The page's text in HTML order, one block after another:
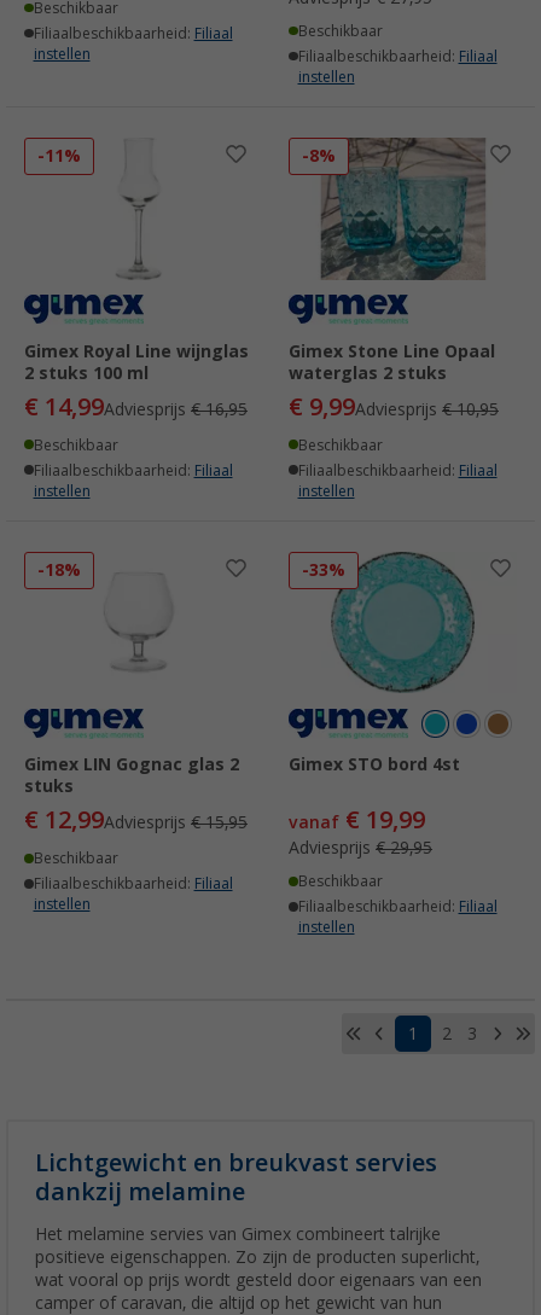
Beschikbaar
Filiaalbeschikbaarheid: Filiaal
instellen
Beschikbaar
Filiaalbeschikbaarheid: Filiaal
instellen
-11%
Gimex Royal Line wijnglas
2 stuks 100 ml
€ 14,99Adviesprijs € 16,95
Beschikbaar
Filiaalbeschikbaarheid: Filiaal
instellen
-8%
Gimex Stone Line Opaal
waterglas 2 stuks
€ 9,99Adviesprijs € 10,95
Beschikbaar
Filiaalbeschikbaarheid: Filiaal
instellen
-18%
Gimex LIN Gognac glas 2
stuks
€ 12,99Adviesprijs € 15,95
Beschikbaar
Filiaalbeschikbaarheid: Filiaal
instellen
-33%
Gimex STO bord 4st
vanaf € 19,99
Adviesprijs € 29,95
Beschikbaar
Filiaalbeschikbaarheid: Filiaal
instellen
1 2 3
Lichtgewicht en breukvast servies
dankzij melamine
Het melamine servies van Gimex combineert talrijke
positieve eigenschappen. Zo zijn de producten superlicht,
wat vooral op prijs wordt gesteld door eigenaars van een
camper of caravan, die altijd op het gewicht van hun